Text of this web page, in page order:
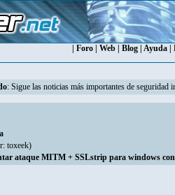
Foro Web Blog Ayuda
: Sigue las noticias más importantes de seguridad
toxeek)
ataque MITM + SSLstrip para windows